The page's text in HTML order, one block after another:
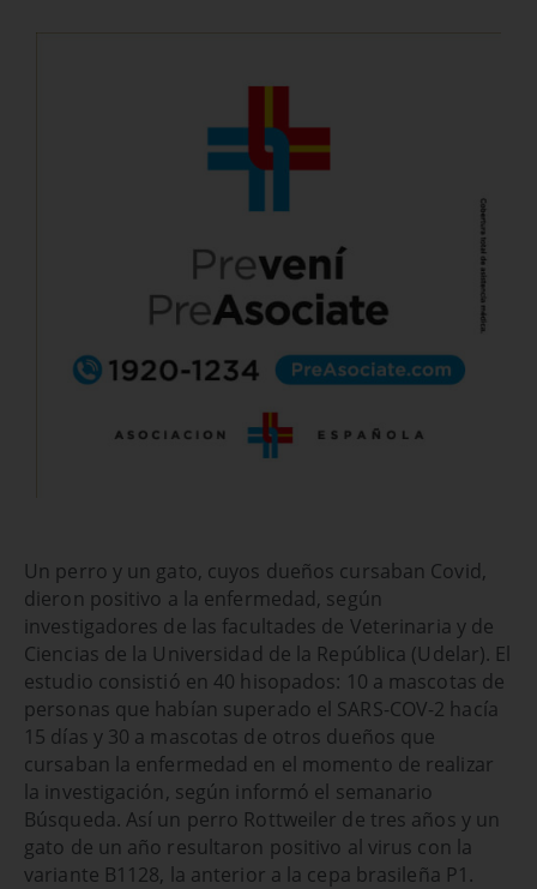
Un perro y un gato, cuyos dueños cursaban Covid,
dieron positivo a la enfermedad, según
investigadores de las facultades de Veterinaria y de
Ciencias de la Universidad de la República (Udelar). El
estudio consistió en 40 hisopados: 10 a mascotas de
personas que habían superado el SARS-COV-2 hacía
15 días y 30 a mascotas de otros dueños que
cursaban la enfermedad en el momento de realizar
la investigación, según informó el semanario
Búsqueda. Así un perro Rottweiler de tres años y un
gato de un año resultaron positivo al virus con la
variante B1128, la anterior a la cepa brasileña P1.